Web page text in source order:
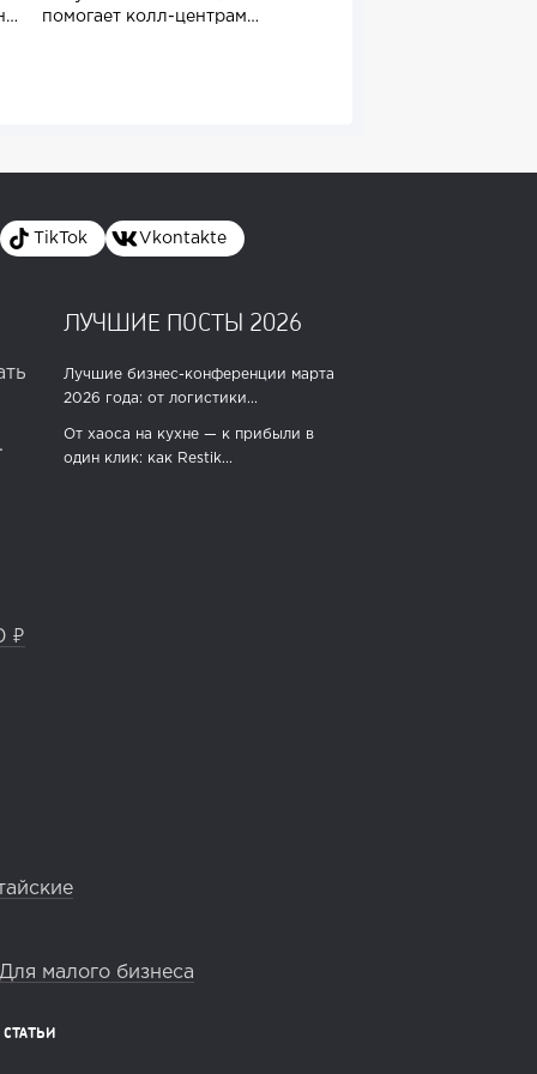
помогает колл-центрам
TikTok Vkontakte
.
ЛУЧШИЕ ПОСТЫ 2026
Лучшие бизнес-конференции марта
2026 года: от логистики...
От хаоса на кухне — к прибыли в
один клик: как Restik...
₽
Для малого бизнеса
СТАТЬИ